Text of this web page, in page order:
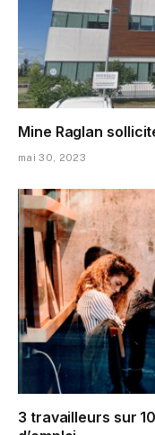
Mine Raglan
mai 30, 2023
3 travailleurs sur